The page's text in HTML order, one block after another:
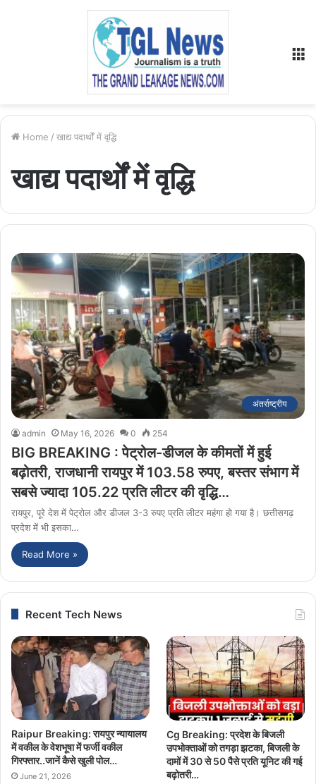
Home / खाद्य पदार्थों में वृद्धि
खाद्य पदार्थों में वृद्धि
अंतर्राष्ट्रीय
admin May 16, 2026 0 254
BIG BREAKING : पेट्रोल-डीजल के कीमतों में हुई
बढ़ोतरी, राजधानी रायपुर में 103.58 रुपए, बस्तर संभाग में
सबसे ज्यादा 105.22 प्रति लीटर की वृद्धि…
रायपुर, पूरे देश में पेट्रोल और डीजल 3-3 रुपए प्रति लीटर महंगा हो गया है। छत्तीसगढ़
प्रदेश में भी इसका…
Read More »
Recent Tech News
Raipur Breaking: रायपुर न्यायालय
में वकील के वेशभूषा में फर्जी वकील
गिरफ्तार..जानें कैसे खुली पोल…
June 21, 2026
Cg Breaking: प्रदेश के बिजली
उपभोक्ताओं को तगड़ा झटका, बिजली के
दामों में 30 से 50 पैसे प्रति यूनिट की गई
बढ़ोतरी…